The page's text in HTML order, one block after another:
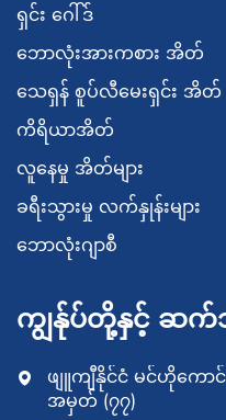
ရှင်း ဂေါ်ဒ်
ဘောလုံးအားကစား အိတ်
သေရှန် စူပ်လီမေးရှင်း အိတ်
ကိရိယာအိတ်
လူနေမှု အိတ်များ
ခရီးသွားမှု လက်နှုန်းများ
ဘောလုံးဂျာစီ
ကျွန်ုပ်တို့နှင့် ဆက်
ဖျူကျီနိုင်ငံ မင်ဟိုကေ
အမှတ် (၇၇)